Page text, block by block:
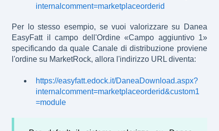
internalcomment=marketplaceorderid
Per lo stesso esempio, se vuoi valorizzare su Danea
EasyFatt il campo dell'Ordine «Campo aggiuntivo 1»
specificando da quale Canale di distribuzione proviene
l'ordine su MarketRock, allora l'indirizzo URL diventa:
https://easyfatt.edock.it/DaneaDownload.aspx?
internalcomment=marketplaceorderid&custom1
=module